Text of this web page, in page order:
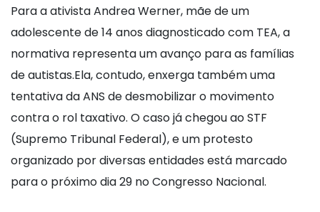
Para a ativista Andrea Werner, mãe de um
adolescente de 14 anos diagnosticado com TEA, a
normativa representa um avanço para as famílias
de autistas.Ela, contudo, enxerga também uma
tentativa da ANS de desmobilizar o movimento
contra o rol taxativo. O caso já chegou ao STF
(Supremo Tribunal Federal), e um protesto
organizado por diversas entidades está marcado
para o próximo dia 29 no Congresso Nacional.